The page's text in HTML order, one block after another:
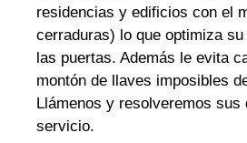
residencias y edificios con el
cerraduras) lo que optimiza
las puertas. Además le evita
montón de llaves imposibles
Llámenos y resolveremos sus
servicio.